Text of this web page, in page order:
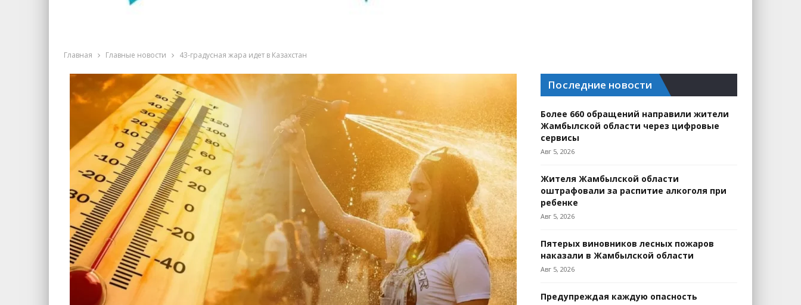
Главная Главные новости 43-градусная жара идет в Казахстан
Последние новости
Более 660 обращений направили жители
Жамбылской области через цифровые
сервисы
Авг 5, 2026
Жителя Жамбылской области
оштрафовали за распитие алкоголя при
ребенке
Авг 5, 2026
Пятерых виновников лесных пожаров
наказали в Жамбылской области
Авг 5, 2026
Предупреждая каждую опасность